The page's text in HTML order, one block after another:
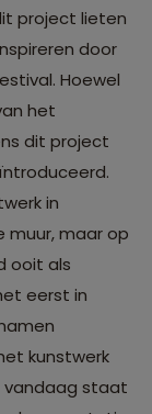
project lieten
door
Hoewel
het
dit project
in
muur, maar op
ooit als
eerst in
kunstwerk
vandaag staat